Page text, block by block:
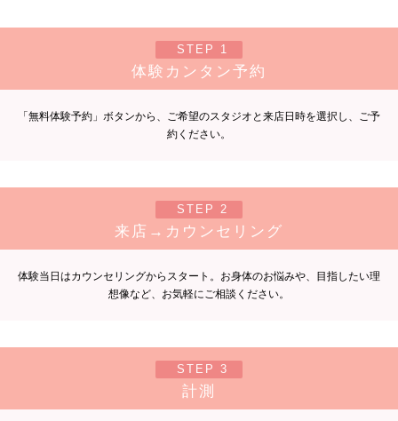
STEP 1
体験カンタン予約
「無料体験予約」ボタンから、ご希望のスタジオと来店日時を選択し、ご予
約ください。
STEP 2
来店→カウンセリング
体験当日はカウンセリングからスタート。お身体のお悩みや、目指したい理
想像など、お気軽にご相談ください。
STEP 3
計測